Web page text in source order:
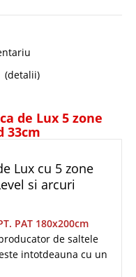
(detalii)
de Lux 5 zone
33cm
Lux cu 5 zone
si arcuri
PAT 180x200cm
de saltele
intotdeauna cu un